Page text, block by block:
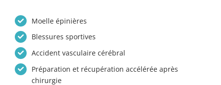
Moelle épinières
Blessures sportives
Accident vasculaire cérébral
Préparation et récupération accélérée après
chirurgie